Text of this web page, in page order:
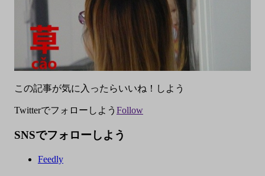
この記事が気に入ったらいいね！しよう
Twitterでフォローしよう Follow
SNSでフォローしよう
Feedly